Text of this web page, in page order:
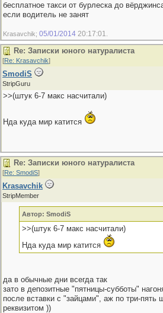
бесплатное такси от бурлеска до
если водитель не занят
Krasavchik; 05/01/2014 20:17:01
Re: Записки юного натуралиста
[Re: Krasavchik]
SmodiS
StripGuru
>>(штук 6-7 макс насчитали)
Нда куда мир катится
Re: Записки юного натуралиста
[Re: SmodiS]
Krasavchik
StripMember
Автор: SmodiS
>>(штук 6-7 макс насчитали)
Нда куда мир катится
да в обычные дни всегда так
зато в депозитные "пятницы-субботы"
после вставки с "зайцами", аж по три-пять
реквизитом ))